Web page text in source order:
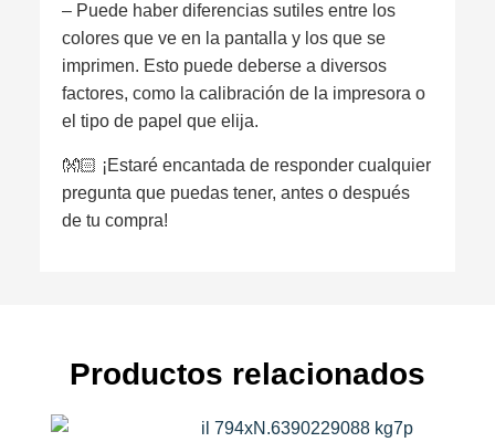
– Puede haber diferencias sutiles entre los
colores que ve en la pantalla y los que se
imprimen. Esto puede deberse a diversos
factores, como la calibración de la impresora o
el tipo de papel que elija.
👐🏻 ¡Estaré encantada de responder cualquier
pregunta que puedas tener, antes o después
de tu compra!
Productos relacionados